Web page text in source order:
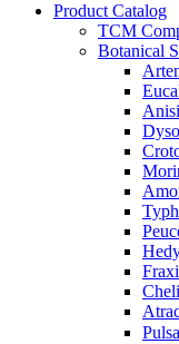
Product Catalog
TCM
Botanical